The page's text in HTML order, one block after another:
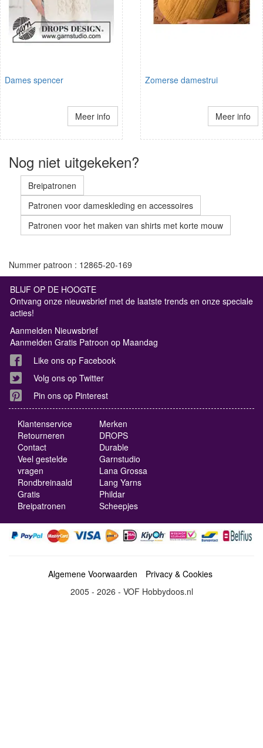
Dames spencer
Meer info
Zomerse damestrui
Meer info
Nog niet uitgekeken?
Breipatronen
Patronen voor dameskleding en accessoires
Patronen voor het maken van shirts met korte mouw
Nummer patroon : 12865-20-169
BLIJF OP DE HOOGTE
Ontvang onze nieuwsbrief met de laatste trends en onze speciale
acties!
Aanmelden Nieuwsbrief
Aanmelden Gratis Patroon op Maandag
Like ons op Facebook
Volg ons op Twitter
Pin ons op Pinterest
Klantenservice
Retourneren
Contact
Veel gestelde
vragen
Rondbreinaald
Gratis
Breipatronen
Merken
DROPS
Durable
Garnstudio
Lana Grossa
Lang Yarns
Phildar
Scheepjes
Algemene Voorwaarden
Privacy & Cookies
2005 - 2026 - VOF Hobbydoos.nl